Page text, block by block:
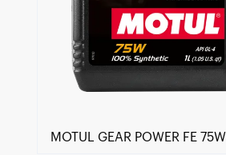
MOTUL GEAR POWER FE 75W